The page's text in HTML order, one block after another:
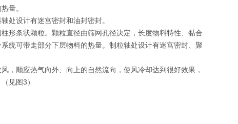
量。
处设计有迷宫密封和油封密封。
形条状颗粒。颗粒直径由筛网孔径决定，长度物料特性、黏合
统可带走部分下层物料的热量。制粒轴处设计有迷宫密封、聚
，顺应热气向外、向上的自然流向，使风冷却达到很好效果，
见图3）